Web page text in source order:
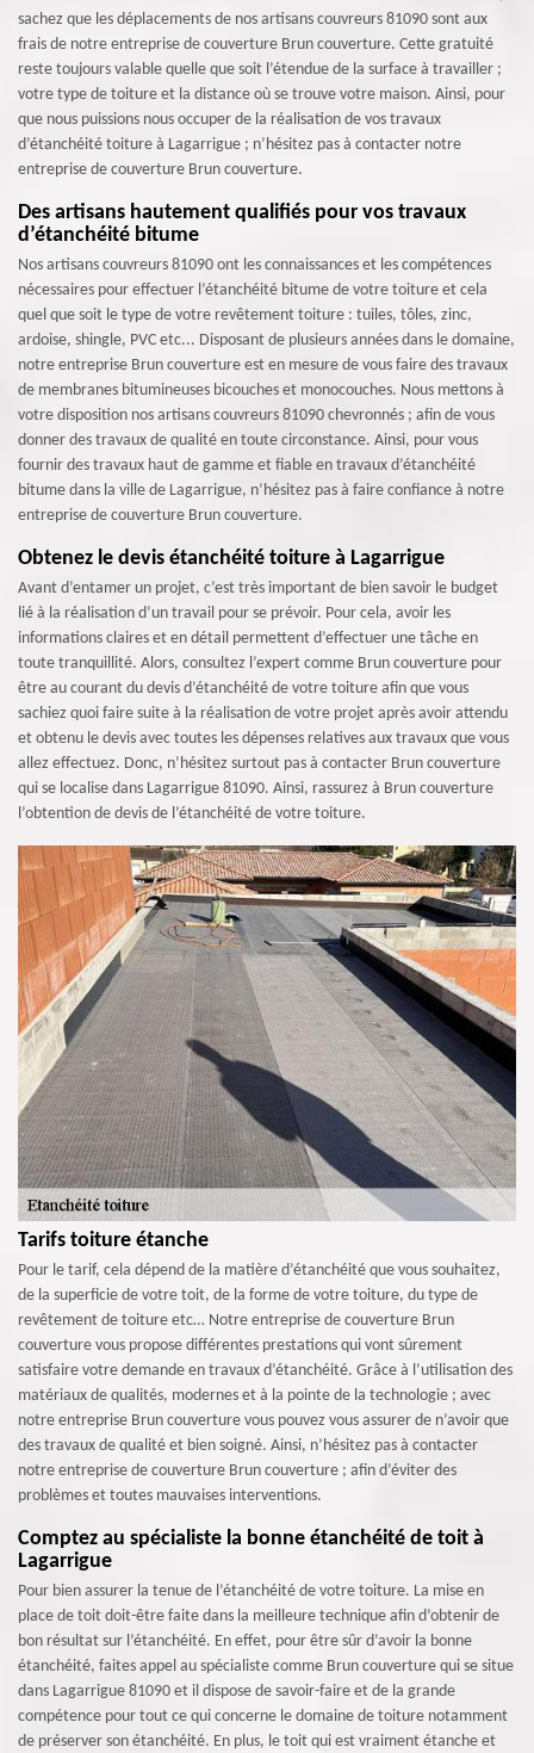
sachez que les déplacements de nos artisans couvreurs 81090 sont aux
frais de notre entreprise de couverture Brun couverture. Cette gratuité
reste toujours valable quelle que soit l’étendue de la surface à travailler ;
votre type de toiture et la distance où se trouve votre maison. Ainsi, pour
que nous puissions nous occuper de la réalisation de vos travaux
d’étanchéité toiture à Lagarrigue ; n’hésitez pas à contacter notre
entreprise de couverture Brun couverture.
Des artisans hautement qualifiés pour vos travaux
d’étanchéité bitume
Nos artisans couvreurs 81090 ont les connaissances et les compétences
nécessaires pour effectuer l’étanchéité bitume de votre toiture et cela
quel que soit le type de votre revêtement toiture : tuiles, tôles, zinc,
ardoise, shingle, PVC etc... Disposant de plusieurs années dans le domaine,
notre entreprise Brun couverture est en mesure de vous faire des travaux
de membranes bitumineuses bicouches et monocouches. Nous mettons à
votre disposition nos artisans couvreurs 81090 chevronnés ; afin de vous
donner des travaux de qualité en toute circonstance. Ainsi, pour vous
fournir des travaux haut de gamme et fiable en travaux d’étanchéité
bitume dans la ville de Lagarrigue, n’hésitez pas à faire confiance à notre
entreprise de couverture Brun couverture.
Obtenez le devis étanchéité toiture à Lagarrigue
Avant d’entamer un projet, c’est très important de bien savoir le budget
lié à la réalisation d’un travail pour se prévoir. Pour cela, avoir les
informations claires et en détail permettent d’effectuer une tâche en
toute tranquillité. Alors, consultez l’expert comme Brun couverture pour
être au courant du devis d’étanchéité de votre toiture afin que vous
sachiez quoi faire suite à la réalisation de votre projet après avoir attendu
et obtenu le devis avec toutes les dépenses relatives aux travaux que vous
allez effectuez. Donc, n’hésitez surtout pas à contacter Brun couverture
qui se localise dans Lagarrigue 81090. Ainsi, rassurez à Brun couverture
l’obtention de devis de l’étanchéité de votre toiture.
Tarifs toiture étanche
Pour le tarif, cela dépend de la matière d’étanchéité que vous souhaitez,
de la superficie de votre toit, de la forme de votre toiture, du type de
revêtement de toiture etc… Notre entreprise de couverture Brun
couverture vous propose différentes prestations qui vont sûrement
satisfaire votre demande en travaux d’étanchéité. Grâce à l’utilisation des
matériaux de qualités, modernes et à la pointe de la technologie ; avec
notre entreprise Brun couverture vous pouvez vous assurer de n’avoir que
des travaux de qualité et bien soigné. Ainsi, n’hésitez pas à contacter
notre entreprise de couverture Brun couverture ; afin d’éviter des
problèmes et toutes mauvaises interventions.
Comptez au spécialiste la bonne étanchéité de toit à
Lagarrigue
Pour bien assurer la tenue de l’étanchéité de votre toiture. La mise en
place de toit doit-être faite dans la meilleure technique afin d’obtenir de
bon résultat sur l’étanchéité. En effet, pour être sûr d’avoir la bonne
étanchéité, faites appel au spécialiste comme Brun couverture qui se situe
dans Lagarrigue 81090 et il dispose de savoir-faire et de la grande
compétence pour tout ce qui concerne le domaine de toiture notamment
de préserver son étanchéité. En plus, le toit qui est vraiment étanche et